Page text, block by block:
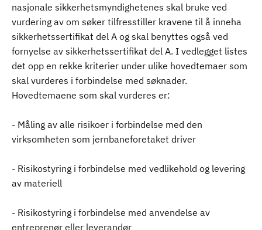
nasjonale sikkerhetsmyndighetenes skal bruke ved
vurdering av om søker tilfresstiller kravene til å inneha
sikkerhetssertifikat del A og skal benyttes også ved
fornyelse av sikkerhetssertifikat del A. I vedlegget listes
det opp en rekke kriterier under ulike hovedtemaer som
skal vurderes i forbindelse med søknader.
Hovedtemaene som skal vurderes er:
- Måling av alle risikoer i forbindelse med den
virksomheten som jernbaneforetaket driver
- Risikostyring i forbindelse med vedlikehold og levering
av materiell
- Risikostyring i forbindelse med anvendelse av
entreprenør eller leverandør